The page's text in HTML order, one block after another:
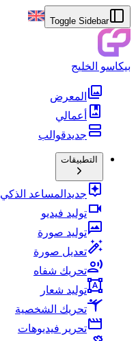
Toggle Sidebar
بيكاسو الخليج
المعرض
أعمالي
جديدقوالب
التطبيقات
جديد المساعد الذكي
توليد فيديو
توليد صورة
تعديل صورة
تحريك شفاه
توليد شعار
تحريك الشخصية
تحرير فيديوهات